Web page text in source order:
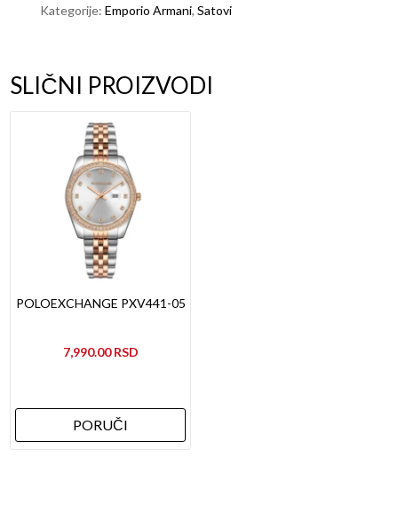
Kategorije: Emporio Armani, Satovi
SLIČNI PROIZVODI
POLOEXCHANGE PXV441-05
7,990.00
PORUČI